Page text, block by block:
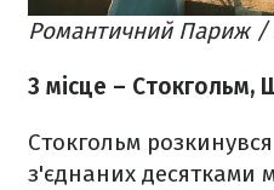
Романтичний Париж
3 місце – Стокгольм,
Стокгольм
з'єднаних десятками